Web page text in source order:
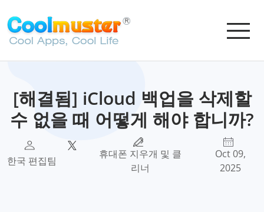
[해결됨] iCloud 백업을 삭제할
수 없을 때 어떻게 해야 합니까?
한국 편집팀
휴대폰 지우개 및 클
리너
Oct 09,
2025